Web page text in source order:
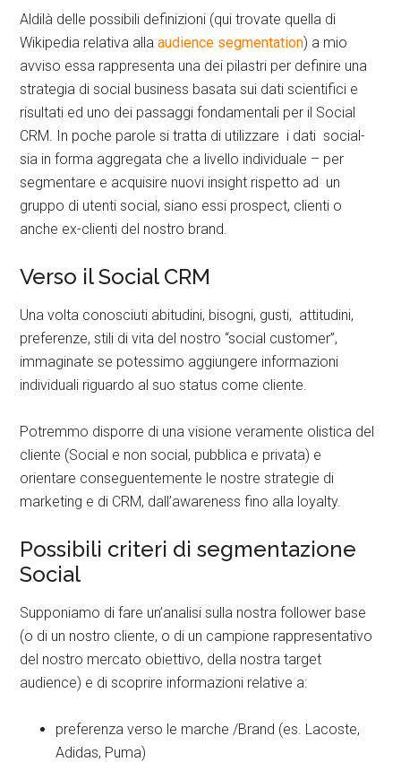
Aldilà delle possibili definizioni (qui trovate quella di
Wikipedia relativa allaaudience segmentation) a mio
avviso essa rappresenta una dei pilastri per definire una
strategia di social business basata sui dati scientifici e
risultati ed uno dei passaggi fondamentali per il Social
CRM. In poche parole si tratta di utilizzare i dati social-
sia in forma aggregata che a livello individuale – per
segmentare e acquisire nuovi insight rispetto ad un
gruppo di utenti social, siano essi prospect, clienti o
anche ex-clienti del nostro brand.
Verso il Social CRM
Una volta conosciuti abitudini, bisogni, gusti, attitudini,
preferenze, stili di vita del nostro “social customer”,
immaginate se potessimo aggiungere informazioni
individuali riguardo al suo status come cliente.
Potremmo disporre di una visione veramente olistica del
cliente (Social e non social, pubblica e privata) e
orientare conseguentemente le nostre strategie di
marketing e di CRM, dall’awareness fino alla loyalty.
Possibili criteri di segmentazione
Social
Supponiamo di fare un’analisi sulla nostra follower base
(o di un nostro cliente, o di un campione rappresentativo
del nostro mercato obiettivo, della nostra target
audience) e di scoprire informazioni relative a:
preferenza verso le marche /Brand (es. Lacoste,
Adidas, Puma)